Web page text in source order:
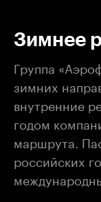
Зимнее
Группа
зимних
внутренние
годом
маршрута.
российских